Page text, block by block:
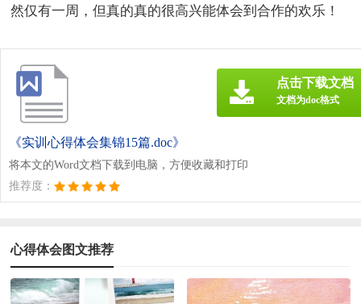
然仅有一周，但真的真的很高兴能体会到合作的欢乐！
《实训心得体会集锦15篇.doc》
将本文的Word文档下载到电脑，方便收藏和打印
推荐度：
点击下载文档
文档为doc格式
心得体会图文推荐